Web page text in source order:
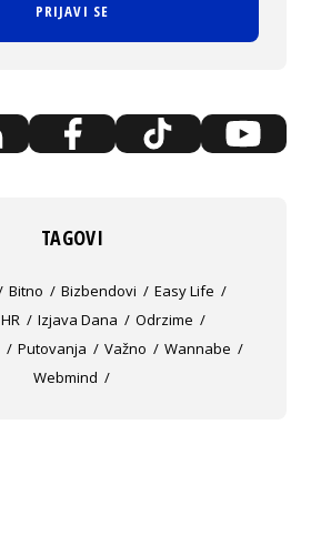
PRIJAVI SE
TAGOVI
Bitno Bizbendovi
Easy Life
HR Izjava Dana
Odrzime
Putovanja Važno
Wannabe
Webmind